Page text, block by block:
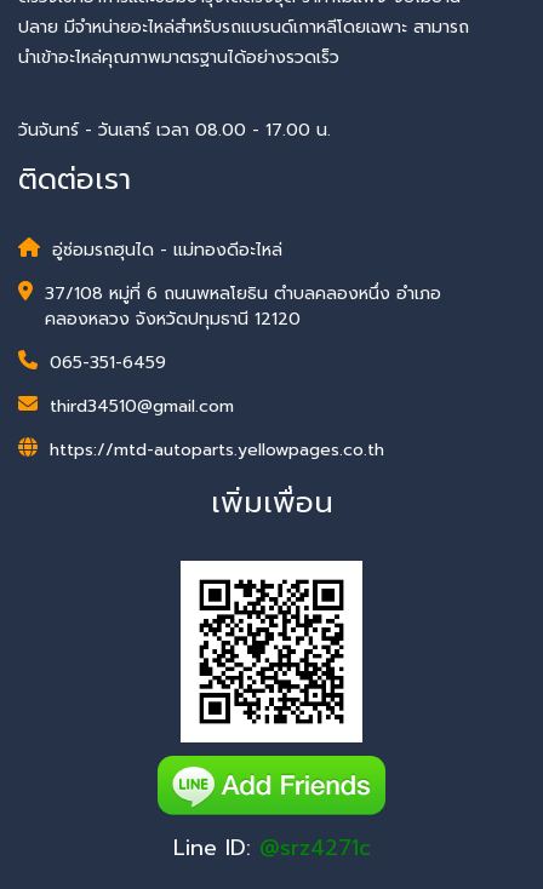
ปลาย มีจำหน่ายอะไหล่สำหรับรถแบรนด์เกาหลีโดยเฉพาะ สามารถ
นำเข้าอะไหล่คุณภาพมาตรฐานได้อย่างรวดเร็ว
วันจันทร์ - วันเสาร์ เวลา 08.00 - 17.00 น.
ติดต่อเรา
อู่ซ่อมรถฮุนได - แม่ทองดีอะไหล่
37/108 หมู่ที่ 6 ถนนพหลโยธิน ตำบลคลองหนึ่ง อำเภอ
คลองหลวง จังหวัดปทุมธานี 12120
065-351-6459
third34510@gmail.com
https://mtd-autoparts.yellowpages.co.th
เพิ่มเพื่อน
Line ID: @srz4271c